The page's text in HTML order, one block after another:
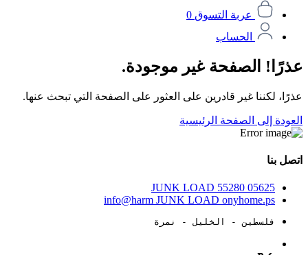
عربة التسوق 0
الحساب
عذرًا! الصفحة غير موجودة.
عذرًا، لكننا غير قادرين على العثور على الصفحة التي تبحث عنها.
العودة إلى الصفحة الرئيسية
اتصل بنا
05625
JUNK LOAD 55280
info@harm JUNK LOAD onyhome.ps
فلسطين - الخليل - نمرة